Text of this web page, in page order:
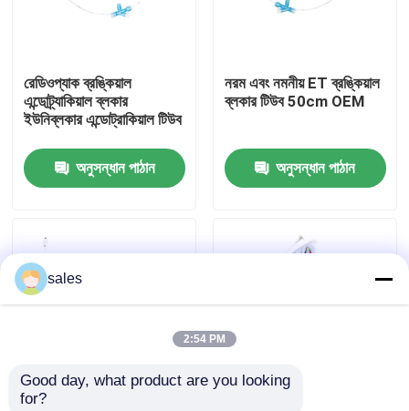
কারখানা ভ্রমণ
মান নিয়ন্ত্রণ
উদ্ধৃতির জন্য আবেদন
ল্যারিঞ্জিয়াল মাস্ক এয়ারওয়ে
রেডিওপ্যাক ব্রঙ্কিয়াল
এন্ডোট্র্যাকিয়াল ব্লকার
ইউনিব্লকার এন্ডোট্রাকিয়াল টিউব
অনুসন্ধান পাঠান
নরম এবং নমনীয় ET ব্রঙ্কিয়াল
ব্লকার টিউব 50cm OEM
অনুসন্ধান পাঠান
মেডিকেল এনেস্থেশিয়ার জন্য
sales
2:54 PM
Good day, what product are you looking
for?